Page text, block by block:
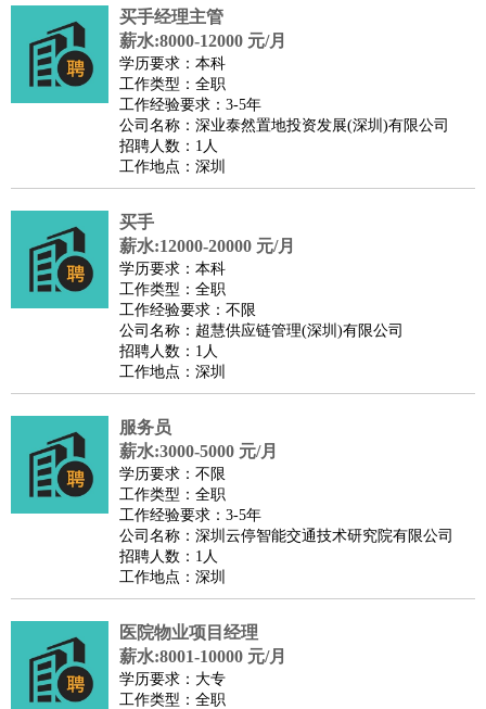
买手经理主管
薪水:8000-12000 元/月
学历要求：本科
工作类型：全职
工作经验要求：3-5年
公司名称：深业泰然置地投资发展(深圳)有限公司
招聘人数：1人
工作地点：深圳
买手
薪水:12000-20000 元/月
学历要求：本科
工作类型：全职
工作经验要求：不限
公司名称：超慧供应链管理(深圳)有限公司
招聘人数：1人
工作地点：深圳
服务员
薪水:3000-5000 元/月
学历要求：不限
工作类型：全职
工作经验要求：3-5年
公司名称：深圳云停智能交通技术研究院有限公司
招聘人数：1人
工作地点：深圳
医院物业项目经理
薪水:8001-10000 元/月
学历要求：大专
工作类型：全职